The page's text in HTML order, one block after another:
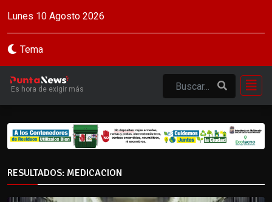
Lunes 10 Agosto 2026
Tema
Es hora de exigir más
RESULTADOS: MEDICACION